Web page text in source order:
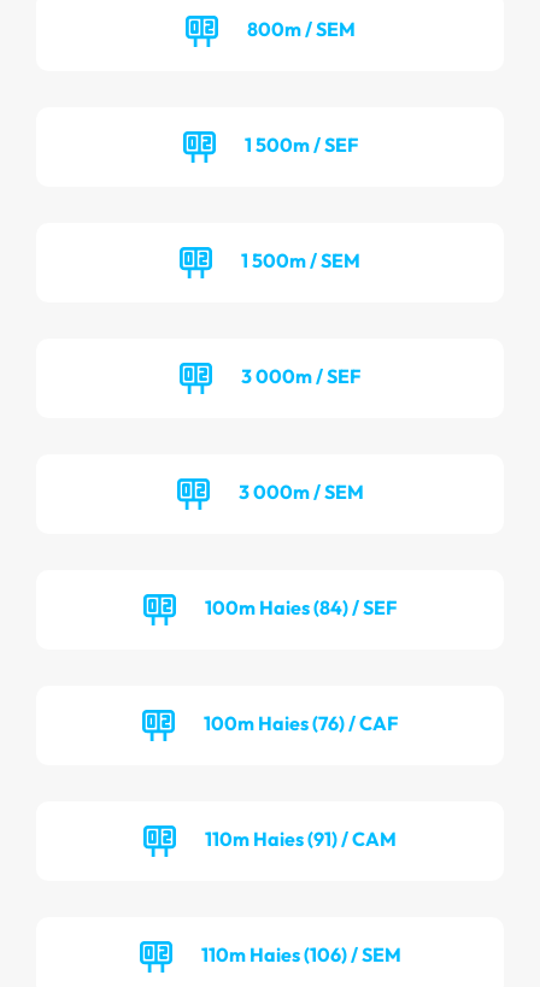
800m / SEM
1 500m / SEF
1 500m / SEM
3 000m / SEF
3 000m / SEM
100m Haies (84) / SEF
100m Haies (76) / CAF
110m Haies (91) / CAM
110m Haies (106) / SEM